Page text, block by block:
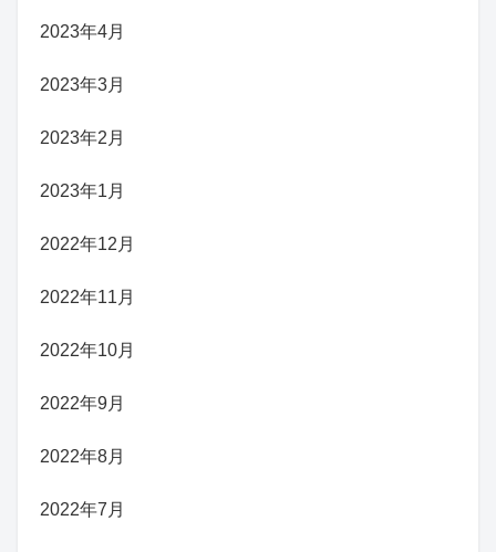
2023年4月
2023年3月
2023年2月
2023年1月
2022年12月
2022年11月
2022年10月
2022年9月
2022年8月
2022年7月